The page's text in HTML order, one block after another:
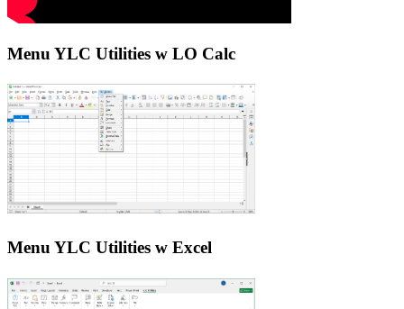
Menu YLC Utilities w LO Calc
Menu YLC Utilities w Excel